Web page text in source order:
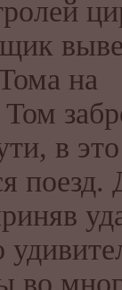
на
в
во